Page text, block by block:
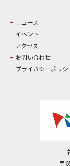
ニュース
イベント
アクセス
お問い合わせ
プライバシーポリシ
〒